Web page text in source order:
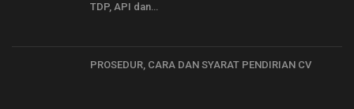
TDP, API dan…
PROSEDUR, CARA DAN SYARAT PENDIRIAN CV